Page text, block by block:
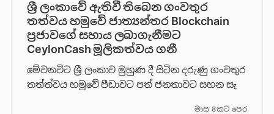
ශ්‍රී ලංකාවේ ඇතිවී තිබෙන ගංවතුර
තත්වය හමුවේ ජාත්‍යන්තර Blockchain
ප්‍රජාවගේ සහාය ලබාගැනීමට
CeylonCash මූලිකත්වය ග​නී
මේවනවිට ශ්‍රී ලංකාව මුහුණ දී සිටින දරුණු ගංවතුර
තත්ත්වය හමුවේ පීඩාවට පත් ජනතාවට සහන සැ
මාස 8කට පෙර